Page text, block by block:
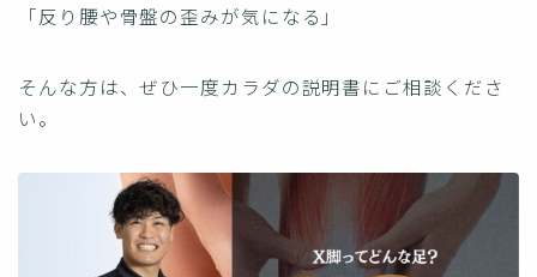
「反り腰や骨盤の歪みが気になる」
そんな方は、ぜひ一度カラダの説明書にご相談くださ
い。